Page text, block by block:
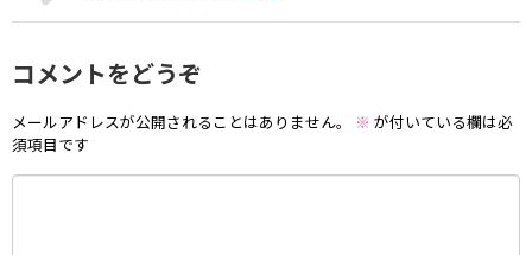
コメントをどうぞ
メールアドレスが公開されることはありません。 ※ が付いている欄は必
須項目です